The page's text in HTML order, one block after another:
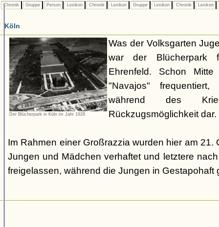
Chronik Gruppe Person Lexikon Chronik Lexikon Gruppe Lexikon Chronik Lexikon
Köln
Der Blücherpark in Köln im Jahr 1928
Was der Volksgarten
war der Blücherpark
Ehrenfeld. Schon
"Navajos"
während des
Rückzugsmöglichkeit dar.
Im Rahmen einer Großrazzia wurden hier am 21.
Jungen und Mädchen verhaftet und letztere
freigelassen, während die Jungen in Gestapohaft